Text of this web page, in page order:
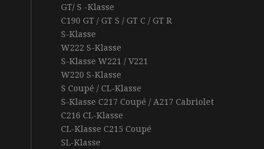
GT/ S -Klasse
C190 GT / GT S / GT C / GT R
S-Klasse
W222 S-Klasse
S-Klasse W221 / V221
W220 S-Klasse
S Coupé / CL-Klasse
S-Klasse C217 Coupé / A217 Cabriolet
C216 CL-Klasse
CL-Klasse C215 Coupé
SL-Klasse